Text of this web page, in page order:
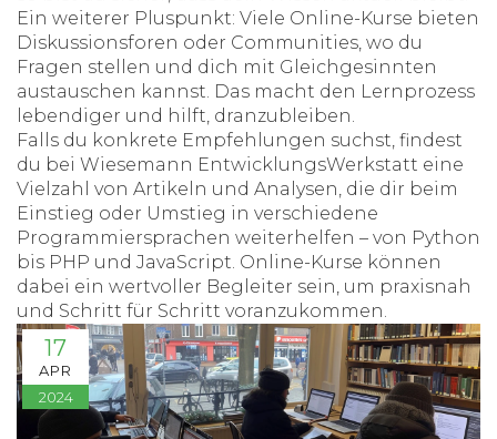
Ein weiterer Pluspunkt: Viele Online-Kurse bieten
Diskussionsforen oder Communities, wo du
Fragen stellen und dich mit Gleichgesinnten
austauschen kannst. Das macht den Lernprozess
lebendiger und hilft, dranzubleiben.
Falls du konkrete Empfehlungen suchst, findest
du bei Wiesemann EntwicklungsWerkstatt eine
Vielzahl von Artikeln und Analysen, die dir beim
Einstieg oder Umstieg in verschiedene
Programmiersprachen weiterhelfen – von Python
bis PHP und JavaScript. Online-Kurse können
dabei ein wertvoller Begleiter sein, um praxisnah
und Schritt für Schritt voranzukommen.
17
APR
2024